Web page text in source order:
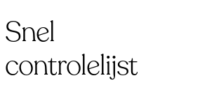
Snel
controlelijst